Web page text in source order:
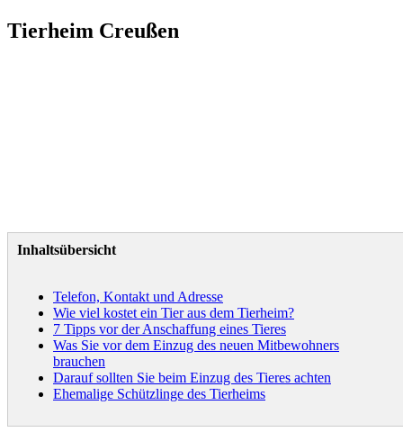
Tierheim Creußen
Inhaltsübersicht
Telefon, Kontakt und Adresse
Wie viel kostet ein Tier aus dem Tierheim?
7 Tipps vor der Anschaffung eines Tieres
Was Sie vor dem Einzug des neuen Mitbewohners
brauchen
Darauf sollten Sie beim Einzug des Tieres achten
Ehemalige Schützlinge des Tierheims